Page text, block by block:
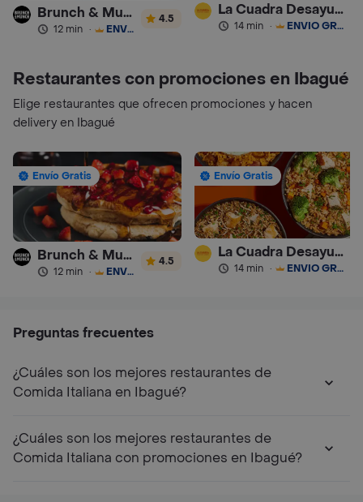
Brunch & Munch
12 min · ENVÍO GRATIS
4.5
La Cuadra Desayunos Caseros
14 min · ENVÍO GRATIS
Restaurantes con promociones en Ibagué
Elige restaurantes que ofrecen promociones y hacen
delivery en Ibagué
Envío Gratis
Brunch & Munch
12 min · ENVÍO GRATIS
4.5
Envío Gratis
La Cuadra Desayunos Caseros
14 min · ENVÍO GRATIS
Preguntas frecuentes
¿Cuáles son los mejores restaurantes de
Comida Italiana en Ibagué?
¿Cuáles son los mejores restaurantes de
Comida Italiana con promociones en Ibagué?